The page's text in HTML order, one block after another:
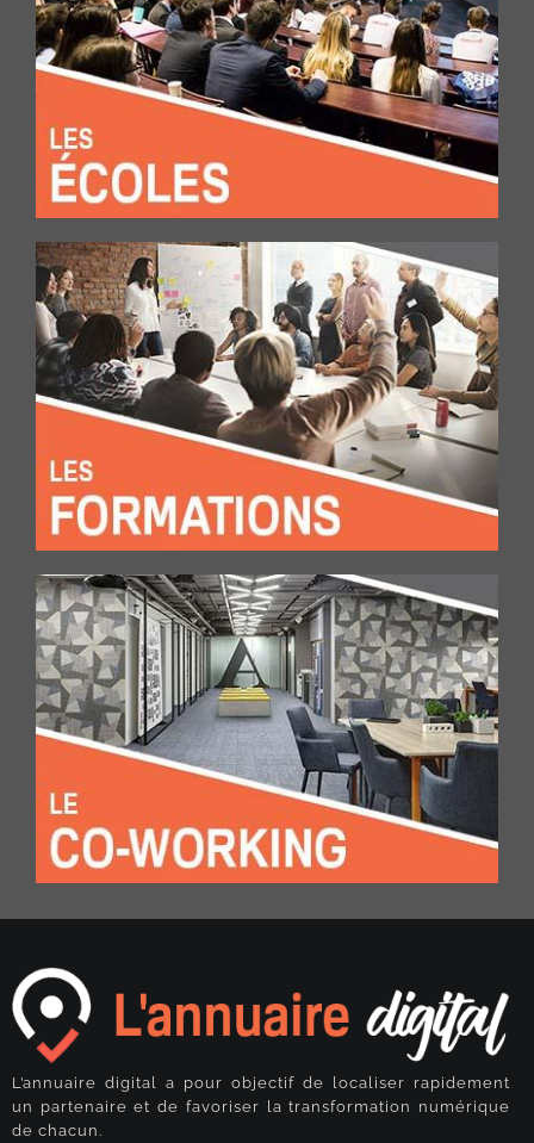
L’annuaire digital a pour objectif de localiser rapidement
un partenaire et de favoriser la transformation numérique
de chacun.